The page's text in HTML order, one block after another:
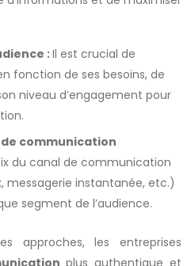
:Il est crucial de
fonction de ses besoins, de
niveau d’engagement pour
communication
du canal de communication
messagerie instantanée, etc.)
segment de l’audience.
approches, les entreprises
plus authentique et